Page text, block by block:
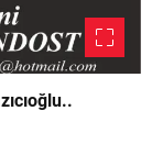
Yazıcıoğlu..